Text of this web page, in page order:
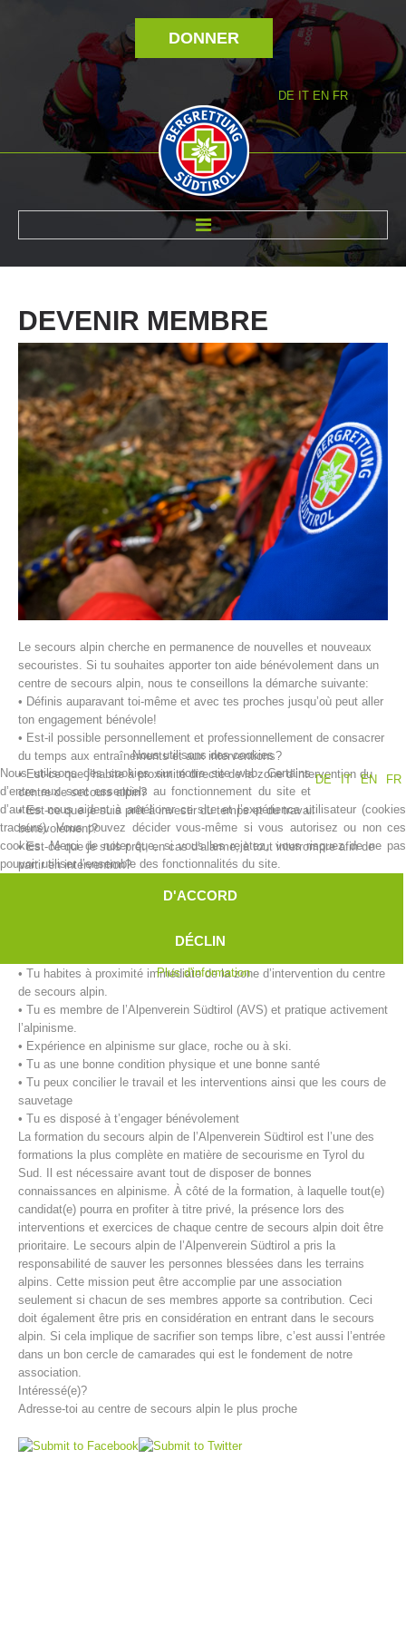
DONNER
DE IT EN FR
Centres de secours
DEVENIR MEMBRE
Le secours alpin cherche en permanence de nouvelles et nouveaux
secouristes. Si tu souhaites apporter ton aide bénévolement dans un
centre de secours alpin, nous te conseillons la démarche suivante:
• Définis auparavant toi-même et avec tes proches jusqu’où peut aller
ton engagement bénévole!
• Est-il possible personnellement et professionnellement de consacrer
du temps aux entraînements et aux interventions?
• Est-ce que j’habite à proximité directe de la zone d’intervention du
centre de secours alpin?
• Est-ce que je suis prêt à investir du temps et du travail
bénévolement?
• Est-ce que je suis prêt, en cas d’alarme, à tout interrompre afin de
partir en intervention?
des personnes en détresse?
Nos exigences pour le/la secouriste:
• Tu habites à proximité immédiate de la zone d’intervention du centre
de secours alpin.
• Tu es membre de l’Alpenverein Südtirol (AVS) et pratique activement
l’alpinisme.
• Expérience en alpinisme sur glace, roche ou à ski.
• Tu as une bonne condition physique et une bonne santé
• Tu peux concilier le travail et les interventions ainsi que les cours de
sauvetage
• Tu es disposé à t’engager bénévolement
La formation du secours alpin de l’Alpenverein Südtirol est l’une des
formations la plus complète en matière de secourisme en Tyrol du
Sud. Il est nécessaire avant tout de disposer de bonnes
connaissances en alpinisme. À côté de la formation, à laquelle tout(e)
candidat(e) pourra en profiter à titre privé, la présence lors des
interventions et exercices de chaque centre de secours alpin doit être
prioritaire. Le secours alpin de l’Alpenverein Südtirol a pris la
responsabilité de sauver les personnes blessées dans les terrains
alpins. Cette mission peut être accomplie par une association
seulement si chacun de ses membres apporte sa contribution. Ceci
doit également être pris en considération en entrant dans le secours
alpin. Si cela implique de sacrifier son temps libre, c’est aussi l’entrée
dans un bon cercle de camarades qui est le fondement de notre
association.
Intéressé(e)?
Adresse-toi au centre de secours alpin le plus proche
Nous utilisons des cookies
DE
IT EN FR
Nous utilisons des cookies sur notre site web. Certains
d’entre eux sont essentiels au fonctionnement du site et
d’autres nous aident à améliorer ce site et l’expérience utilisateur (cookies
traceurs). Vous pouvez décider vous-même si vous autorisez ou non ces
cookies. Merci de noter que, si vous les rejetez, vous risquez de ne pas
pouvoir utiliser l’ensemble des fonctionnalités du site.
D'ACCORD
DÉCLIN
Plus d'information